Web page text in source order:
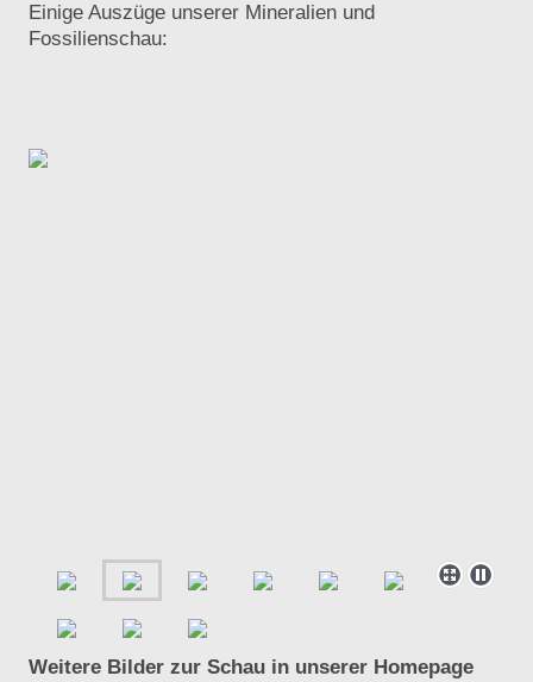
Einige Auszüge unserer Mineralien und
Fossilienschau:
Weitere Bilder zur Schau in unserer Homepage